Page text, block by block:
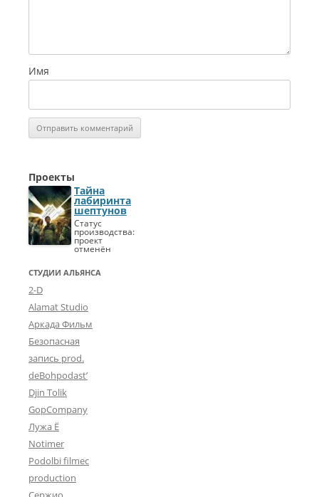
Имя
Проекты
Тайна
лабиринта
шептунов
Статус
производства:
проект
отменён
СТУДИИ АЛЬЯНСА
2-D
Alamat Studio
Аркада Фильм
Безопасная
запись prod.
deBohpodast’
Djin Tolik
GopCompany
Лужа Ё
Notimer
Podolbi filmec
production